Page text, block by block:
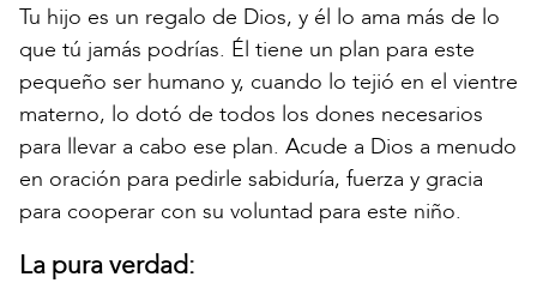
Tu hijo es un regalo de Dios, y él lo ama más de lo
que tú jamás podrías. Él tiene un plan para este
pequeño ser humano y, cuando lo tejió en el vientre
materno, lo dotó de todos los dones necesarios
para llevar a cabo ese plan. Acude a Dios a menudo
en oración para pedirle sabiduría, fuerza y gracia
para cooperar con su voluntad para este niño.
La pura verdad: